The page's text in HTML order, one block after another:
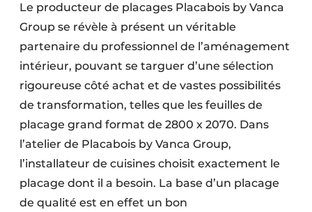
Le producteur de placages Placabois by Vanca
Group se révèle à présent un véritable
partenaire du professionnel de l’aménagement
intérieur, pouvant se targuer d’une sélection
rigoureuse côté achat et de vastes possibilités
de transformation, telles que les feuilles de
placage grand format de 2800 x 2070. Dans
l’atelier de Placabois by Vanca Group,
l’installateur de cuisines choisit exactement le
placage dont il a besoin. La base d’un placage
de qualité est en effet un bon